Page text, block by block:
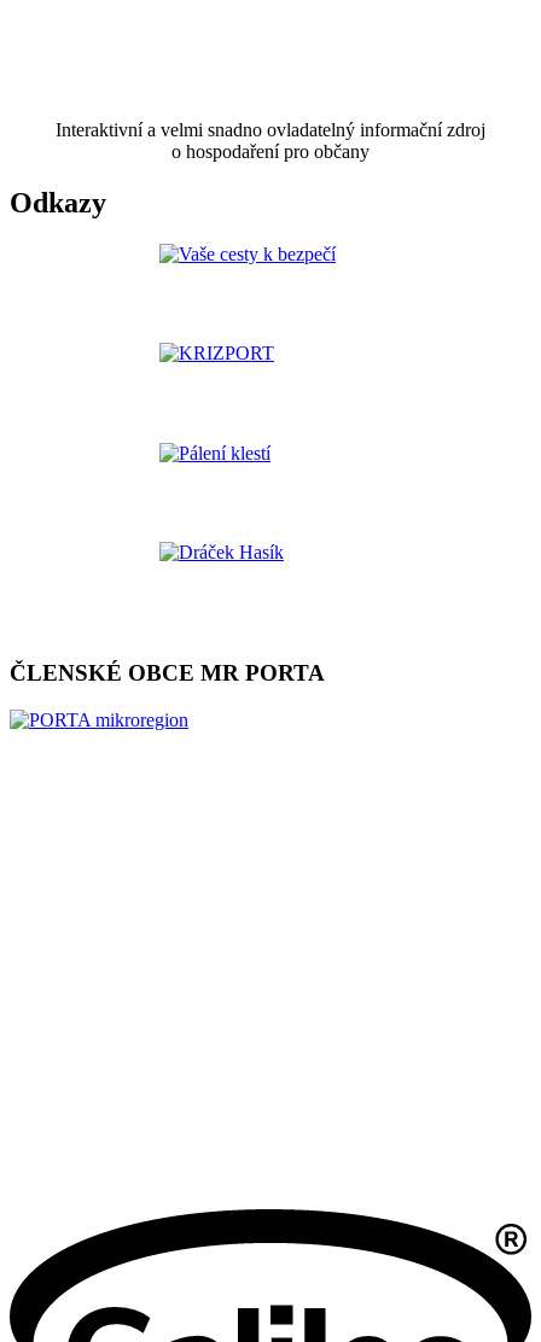
Interaktivní a velmi snadno ovladatelný informační zdroj
o hospodaření pro občany
Odkazy
ČLENSKÉ OBCE MR PORTA